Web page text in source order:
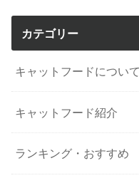
カテゴリー
キャットフードについて
キャットフード紹介
ランキング・おすすめ